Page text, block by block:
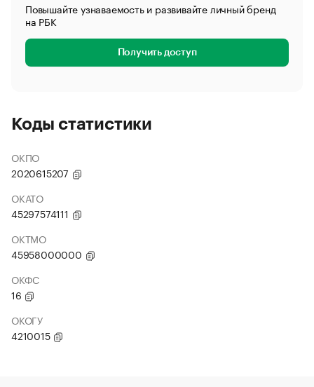
Повышайте узнаваемость и развивайте личный бренд
на РБК
Получить доступ
Коды статистики
ОКПО
2020615207
ОКАТО
45297574111
ОКТМО
45958000000
ОКФС
16
ОКОГУ
4210015